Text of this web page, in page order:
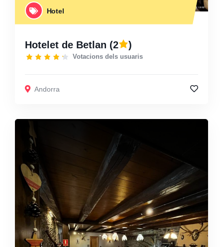
Hotel
Hotelet de Betlan (2 )
Votacions dels usuaris
Andorra